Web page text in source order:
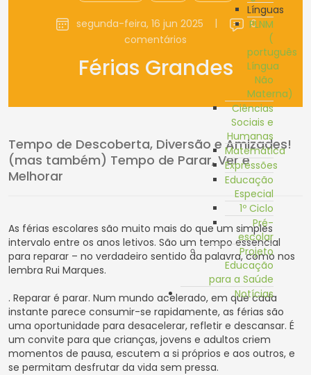
Línguas
PLNM
(
português
Língua
Não
Materna)
Ciências
Sociais e
Humanas
Matemática
Expressões
Educação
Especial
1º Ciclo
Pré-
escolar
Projeto
Educação
para a Saúde
Notícias
segunda-feira, 16 jun 2025 |
0
comentários
Férias Grandes
Tempo de Descoberta, Diversão e Amizades!
(mas também) Tempo de Parar, Ver e
Melhorar
As férias escolares são muito mais do que um simples
intervalo entre os anos letivos. São um tempo essencial
para reparar – no verdadeiro sentido da palavra, como nos
lembra Rui Marques.
. Reparar é parar. Num mundo acelerado, em que cada
instante parece consumir-se rapidamente, as férias são
uma oportunidade para desacelerar, refletir e descansar. É
um convite para que crianças, jovens e adultos criem
momentos de pausa, escutem a si próprios e aos outros, e
se permitam desfrutar da vida sem pressa.